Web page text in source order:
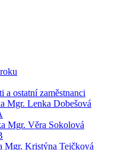
a ostatní zaměstnanci
Mgr. Lenka Dobešová
Mgr. Věra Sokolová
Mgr. Kristýna Tejčková